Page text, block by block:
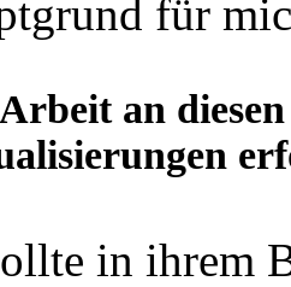
für
an
in ihrem